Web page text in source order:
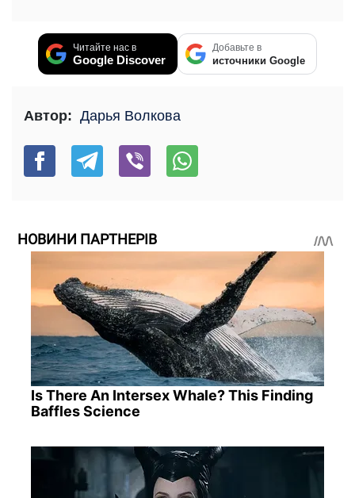
Читайте нас в
Google Discover
Добавьте в
источники Google
Автор: Дарья Волкова
НОВИНИ ПАРТНЕРІВ
Is There An Intersex Whale? This Finding
Baffles Science